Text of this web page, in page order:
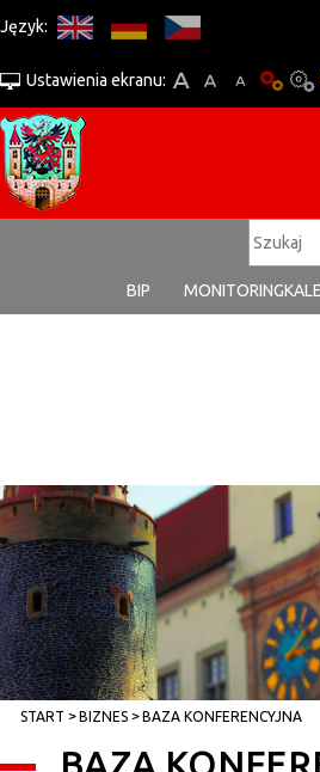
Język:
Ustawienia ekranu:
BIP MONITORING
START BIZNES BAZA KONFERENCYJNA